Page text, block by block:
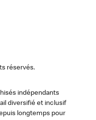
réservés.
indépendants
diversifié et inclusif
longtemps pour